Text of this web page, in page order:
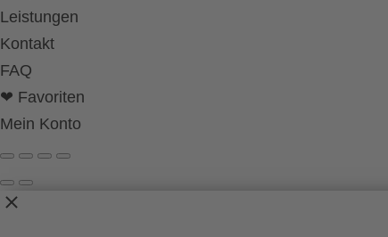
Leistungen
Kontakt
FAQ
❤ Favoriten
Mein Konto